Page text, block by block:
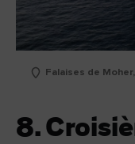
Falaises de
8.